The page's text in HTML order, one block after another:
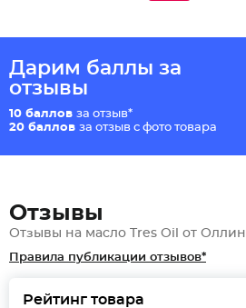
Дарим баллы за
отзывы
10 баллов за отзыв*
20 баллов за отзыв с фото товара
Отзывы
Отзывы на масло Tres Oil от Оллин
Правила публикации отзывов*
Рейтинг товара